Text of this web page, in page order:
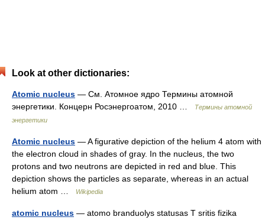
Look at other dictionaries:
Atomic nucleus — См. Атомное ядро Термины атомной
энергетики. Концерн Росэнергоатом, 2010 …
Термины атомной
энергетики
Atomic nucleus — A figurative depiction of the helium 4 atom with
the electron cloud in shades of gray. In the nucleus, the two
protons and two neutrons are depicted in red and blue. This
depiction shows the particles as separate, whereas in an actual
helium atom …
Wikipedia
atomic nucleus — atomo branduolys statusas T sritis fizika